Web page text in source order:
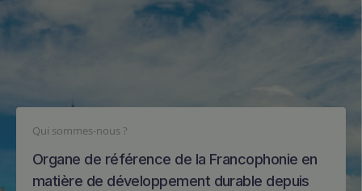
Qui sommes-nous ?
Organe de référence de la Francophonie en
matière de développement durable depuis